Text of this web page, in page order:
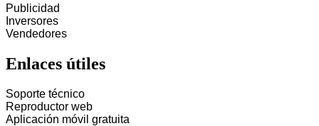
Publicidad
Inversores
Vendedores
Enlaces útiles
Soporte técnico
Reproductor web
Aplicación móvil gratuita